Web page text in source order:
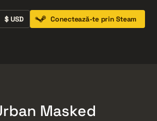
$ USD Conectează-te prin Steam
Masked